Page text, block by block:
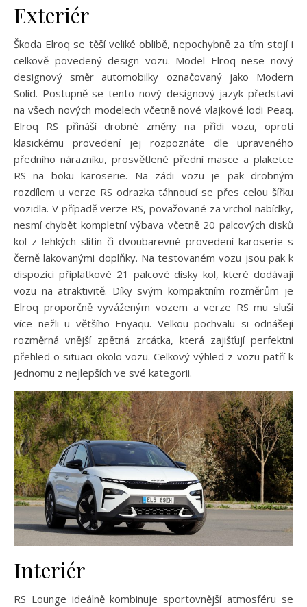
Exteriér
Škoda Elroq se těší veliké oblibě, nepochybně za tím stojí i
celkově povedený design vozu. Model Elroq nese nový
designový směr automobilky označovaný jako Modern
Solid. Postupně se tento nový designový jazyk představí
na všech nových modelech včetně nové vlajkové lodi Peaq.
Elroq RS přináší drobné změny na přídi vozu, oproti
klasickému provedení jej rozpoznáte dle upraveného
předního nárazníku, prosvětlené přední masce a plaketce
RS na boku karoserie. Na zádi vozu je pak drobným
rozdílem u verze RS odrazka táhnoucí se přes celou šířku
vozidla. V případě verze RS, považované za vrchol nabídky,
nesmí chybět kompletní výbava včetně 20 palcových disků
kol z lehkých slitin či dvoubarevné provedení karoserie s
černě lakovanými doplňky. Na testovaném vozu jsou pak k
dispozici příplatkové 21 palcové disky kol, které dodávají
vozu na atraktivitě. Díky svým kompaktním rozměrům je
Elroq proporčně vyváženým vozem a verze RS mu sluší
více nežli u většího Enyaqu. Velkou pochvalu si odnášejí
rozměrná vnější zpětná zrcátka, která zajišťují perfektní
přehled o situaci okolo vozu. Celkový výhled z vozu patří k
jednomu z nejlepších ve své kategorii.
Interiér
RS Lounge ideálně kombinuje sportovnější atmosféru se